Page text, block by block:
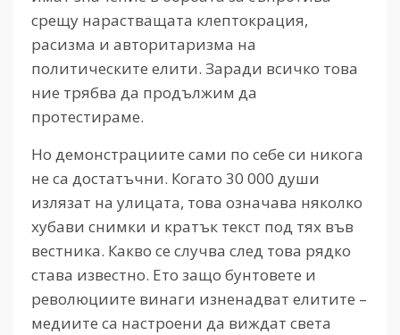
срещу нарастващата клептокрация,
расизма и авторитаризма на
политическите елити. Заради всичко това
ние трябва да продължим да
протестираме.
Но демонстрациите сами по себе си никога
не са достатъчни. Когато 30 000 души
излязат на улицата, това означава няколко
хубави снимки и кратък текст под тях във
вестника. Какво се случва след това рядко
става известно. Ето защо бунтовете и
революциите винаги изненадват елитите –
медиите са настроени да виждат света